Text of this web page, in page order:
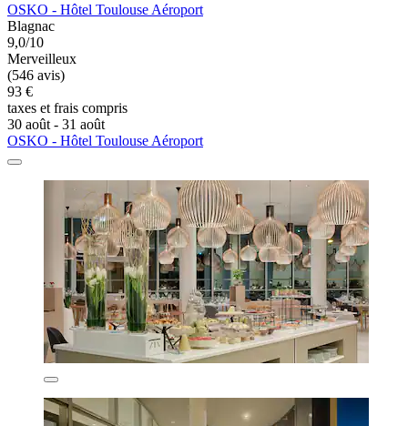
OSKO - Hôtel Toulouse Aéroport
Blagnac
9,0/10
Merveilleux
(546 avis)
93 €
taxes et frais compris
30 août - 31 août
OSKO - Hôtel Toulouse Aéroport